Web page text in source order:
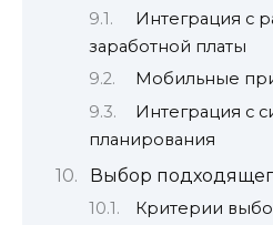
Интеграция с
заработной платы
Мобильные
Интеграция с
планирования
Выбор
Критерии